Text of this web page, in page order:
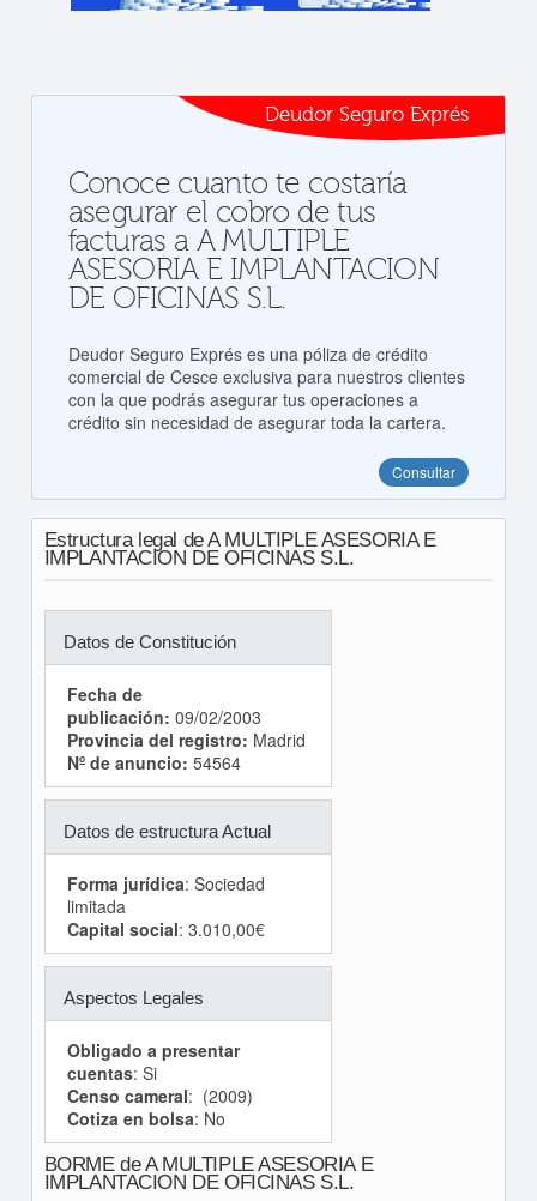
Deudor Seguro Exprés
Conoce cuanto te costaría
asegurar el cobro de tus
facturas a A MULTIPLE
ASESORIA E IMPLANTACION
DE OFICINAS S.L.
Deudor Seguro Exprés es una póliza de crédito
comercial de Cesce exclusiva para nuestros clientes
con la que podrás asegurar tus operaciones a
crédito sin necesidad de asegurar toda la cartera.
Consultar
Estructura legal de A MULTIPLE ASESORIA E
IMPLANTACION DE OFICINAS S.L.
Datos de Constitución
Fecha de
publicación: 09/02/2003
Provincia del registro: Madrid
Nº de anuncio: 54564
Datos de estructura Actual
Forma jurídica: Sociedad
limitada
Capital social: 3.010,00€
Aspectos Legales
Obligado a presentar
cuentas: Si
Censo cameral: (2009)
Cotiza en bolsa: No
BORME de A MULTIPLE ASESORIA E
IMPLANTACION DE OFICINAS S.L.